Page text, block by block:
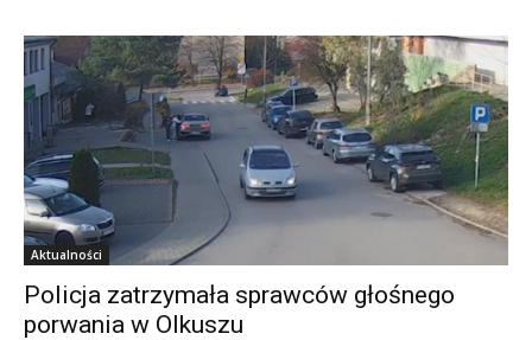
Aktualności
Policja zatrzymała sprawców głośnego
porwania w Olkuszu